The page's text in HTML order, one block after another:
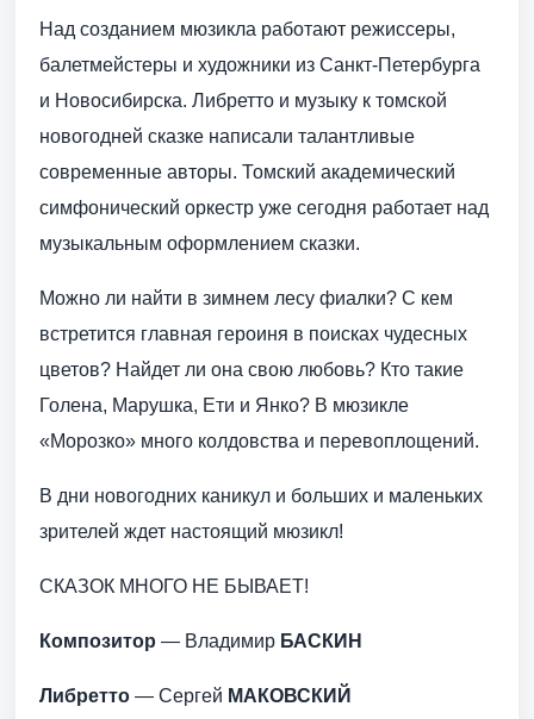
Над созданием мюзикла работают режиссеры,
балетмейстеры и художники из Санкт-Петербурга
и Новосибирска. Либретто и музыку к томской
новогодней сказке написали талантливые
современные авторы. Томский академический
симфонический оркестр уже сегодня работает над
музыкальным оформлением сказки.
Можно ли найти в зимнем лесу фиалки? С кем
встретится главная героиня в поисках чудесных
цветов? Найдет ли она свою любовь? Кто такие
Голена, Марушка, Ети и Янко? В мюзикле
«Морозко» много колдовства и перевоплощений.
В дни новогодних каникул и больших и маленьких
зрителей ждет настоящий мюзикл!
СКАЗОК МНОГО НЕ БЫВАЕТ!
Композитор — Владимир БАСКИН
Либретто — Сергей МАКОВСКИЙ